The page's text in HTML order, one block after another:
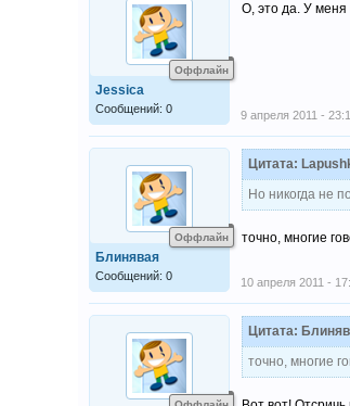
Оффлайн
Jessica
Сообщений: 0
О, это да. У меня
9 апреля 2011 -
Оффлайн
Блинявая
Сообщений: 0
Цитата:
Но никогда не
точно, многие
10 апреля 2011 -
Цитата:
точно, многие